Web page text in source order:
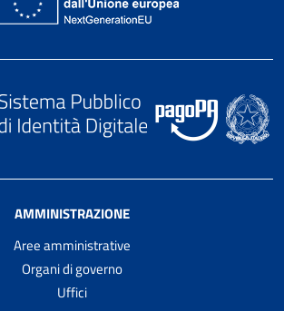
AMMINISTRAZIONE
Aree amministrative
Organi di governo
Uffici